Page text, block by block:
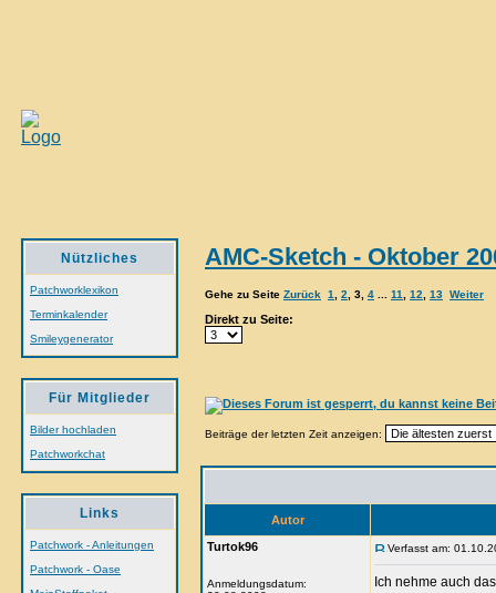
Nützliches
Patchworklexikon
Terminkalender
Smileygenerator
Für Mitglieder
Bilder hochladen
Patchworkchat
Links
Patchwork - Anleitungen
Patchwork - Oase
AMC-Sketch - Oktober
Gehe zu Seite Zurück 1 2 3 4 11 12 13 Weiter
Direkt zu Seite:
Beiträge der letzten Zeit anzeigen:
Autor
Turtok96
Anmeldungsdatum:
Verfasst am:
Ich nehme auch